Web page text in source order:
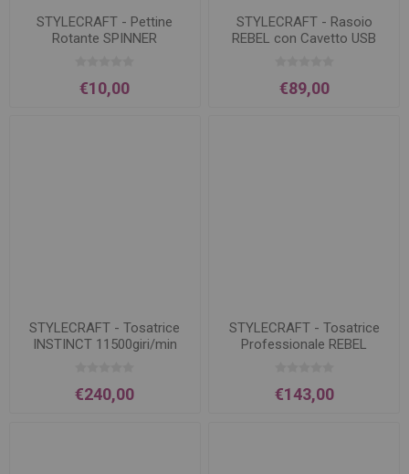
STYLECRAFT - Pettine
Rotante SPINNER
€10,00
STYLECRAFT - Rasoio
REBEL con Cavetto USB
€89,00
STYLECRAFT - Tosatrice
INSTINCT 11500giri/min
€240,00
STYLECRAFT - Tosatrice
Professionale REBEL
€143,00